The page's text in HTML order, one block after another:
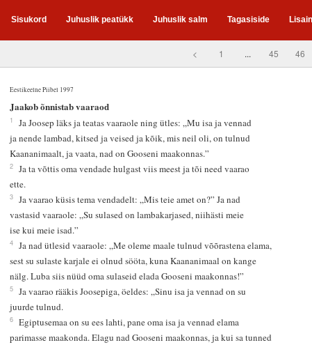
Sisukord Juhuslik peatükk Juhuslik salm Tagasiside
< 1 ... 45 46
Eestikeelne Piibel 1997
Jaakob õnnistab vaaraod
1
Ja Joosep läks ja teatas vaaraole ning ütles: „Mu isa ja vennad
ja nende lambad, kitsed ja veised ja kõik, mis neil oli, on tulnud
Kaananimaalt, ja vaata, nad on Gooseni maakonnas.”
2
Ja ta võttis oma vendade hulgast viis meest ja tõi need vaarao
ette.
3
Ja vaarao küsis tema vendadelt: „Mis teie amet on?” Ja nad
vastasid vaaraole: „Su sulased on lambakarjased, niihästi meie
ise kui meie isad.”
4
Ja nad ütlesid vaaraole: „Me oleme maale tulnud võõrastena elama,
sest su sulaste karjale ei olnud sööta, kuna Kaananimaal on kange
nälg. Luba siis nüüd oma sulaseid elada Gooseni maakonnas!”
5
Ja vaarao rääkis Joosepiga, öeldes: „Sinu isa ja vennad on su
juurde tulnud.
6
Egiptusemaa on su ees lahti, pane oma isa ja vennad elama
parimasse maakonda. Elagu nad Gooseni maakonnas, ja kui sa tunned